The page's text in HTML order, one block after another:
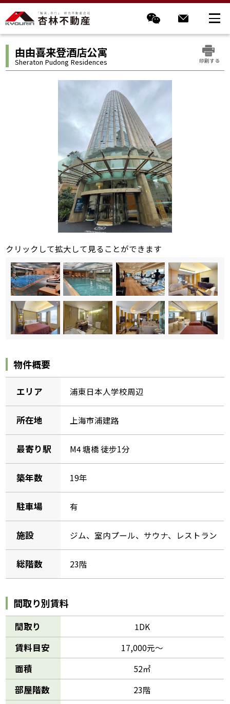
由由喜来登酒店公寓
Sheraton Pudong Residences 印刷する
クリックして拡大して見ることができます
物件概要
エリア 浦東日本人学校周辺
所在地 上海市浦建路
最寄り駅 M4 塘橋 徒步1分
築年数 19年
駐車場 有
施設 ジム、室内プール、サウナ、レストラン
総階数 23階
間取り別賃料
間取り 1DK
賃料目安 17,000元～
面積 52㎡
部屋階数 23階